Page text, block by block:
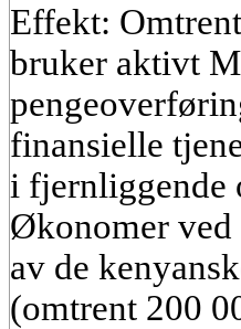
Effekt:
bruker aktivt
finansielle
i fjernliggende
Økonomer ved
av de
(omtrent 200